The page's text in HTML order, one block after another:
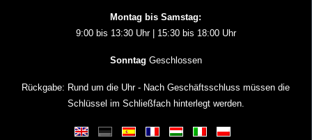
Montag bis Samstag:
9:00 bis 13:30 Uhr | 15:30 bis 18:00 Uhr
Sonntag Geschlossen
Rückgabe: Rund um die Uhr - Nach Geschäftsschluss müssen die
Schlüssel im Schließfach hinterlegt werden.